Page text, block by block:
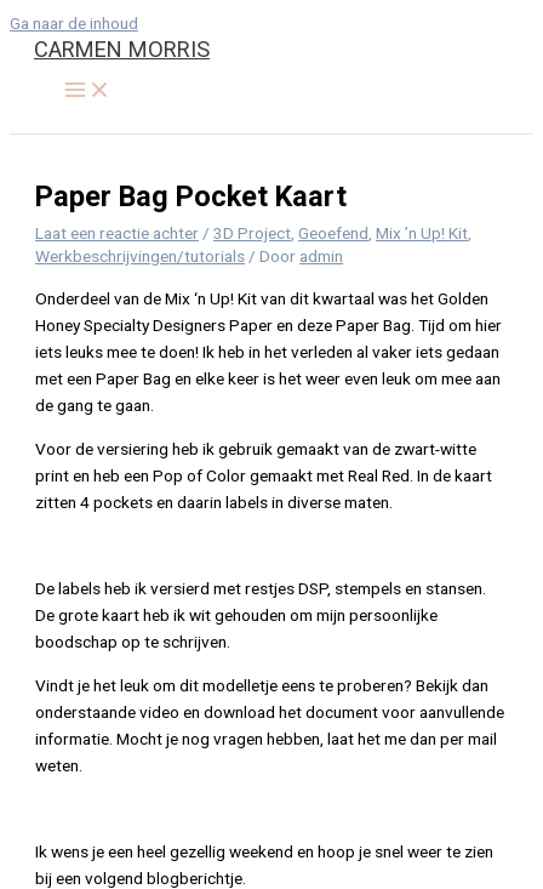
Ga naar de inhoud
CARMEN MORRIS
Paper Bag Pocket Kaart
Laat een reactie achter /3D Project ,Geoefend ,Mix ’n Up! Kit
Werkbeschrijvingen/tutorials / Door admin
Onderdeel van de Mix ‘n Up! Kit van dit kwartaal was het Golden
Honey Specialty Designers Paper en deze Paper Bag. Tijd om hier
iets leuks mee te doen! Ik heb in het verleden al vaker iets gedaan
met een Paper Bag en elke keer is het weer even leuk om mee aan
de gang te gaan.
Voor de versiering heb ik gebruik gemaakt van de zwart-witte
print en heb een Pop of Color gemaakt met Real Red. In de kaart
zitten 4 pockets en daarin labels in diverse maten.
De labels heb ik versierd met restjes DSP, stempels en stansen.
De grote kaart heb ik wit gehouden om mijn persoonlijke
boodschap op te schrijven.
Vindt je het leuk om dit modelletje eens te proberen? Bekijk dan
onderstaande video en download het document voor aanvullende
informatie. Mocht je nog vragen hebben, laat het me dan per mail
weten.
Ik wens je een heel gezellig weekend en hoop je snel weer te zien
bij een volgend blogberichtje.